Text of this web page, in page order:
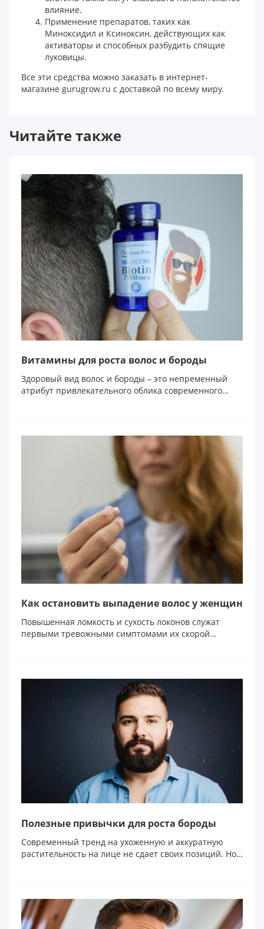
влияние.
Применение препаратов, таких как
Миноксидил и Ксиноксин, действующих как
активаторы и способных разбудить спящие
луковицы.
Все эти средства можно заказать в интернет-
магазине gurugrow.ru с доставкой по всему миру.
Читайте также
Витамины для роста волос и бороды
Здоровый вид волос и бороды – это непременный
атрибут привлекательного облика современного
Как остановить выпадение волос у женщин
Повышенная ломкость и сухость локонов служат
первыми тревожными симптомами их скорой
Полезные привычки для роста бороды
Современный тренд на ухоженную и аккуратную
растительность на лице не сдает своих позиций. Но